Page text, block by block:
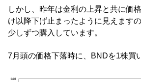
しかし、昨年は金利の上昇と共に価
け以降下げ止まったように見えます
少しずつ購入しています。
7月頭の価格下落時に、BNDを1株買